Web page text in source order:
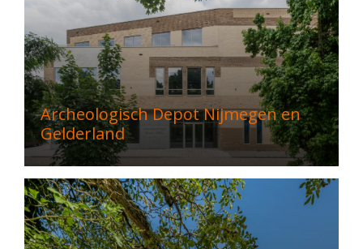
Archeologisch Depot Nijmegen en
Gelderland